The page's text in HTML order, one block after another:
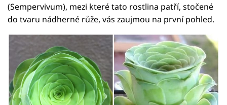
(Sempervivum), mezi které tato rostlina patří, stočené
do tvaru nádherné růže, vás zaujmou na první pohled.